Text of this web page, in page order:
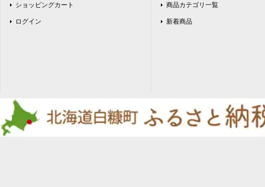
ショッピングカート
ログイン
商品カテゴリ一覧
新着商品